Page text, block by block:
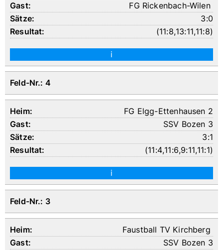
FG Rickenbach-Wilen
3:0
(11:8,13:11,11:8)
i
Feld-Nr.: 4
FG Elgg-Ettenhausen 2
SSV Bozen 3
3:1
(11:4,11:6,9:11,11:1)
i
Feld-Nr.: 3
Faustball TV Kirchberg
SSV Bozen 3